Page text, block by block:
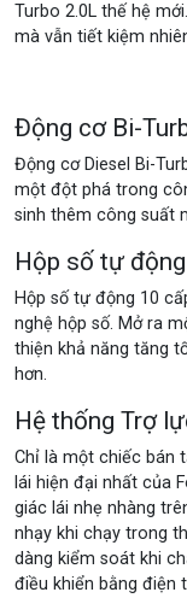
Turbo 2.0L thế hệ
mà vẫn tiết kiệm
Động cơ Bi-
Động cơ Diesel Bi-
một đột phá trong
sinh thêm công suất
Hộp số tự
Hộp số tự động 10
nghệ hộp số. Mở ra
thiện khả năng tăng
hơn.
Hệ thống Trợ
Chỉ là một chiếc bán
lái hiện đại nhất của
giác lái nhẹ nhàng
nhạy khi chạy trong
dàng kiểm soát khi
điều khiển bằng điện